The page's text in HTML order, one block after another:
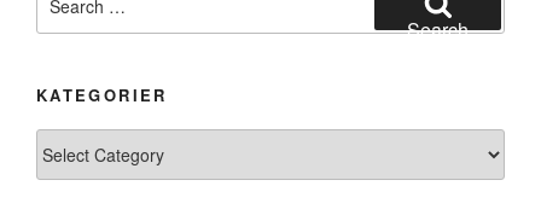
for:
Search
KATEGORIER